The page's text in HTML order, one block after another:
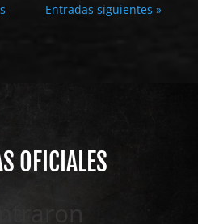
Entradas siguientes »
OFICIALES